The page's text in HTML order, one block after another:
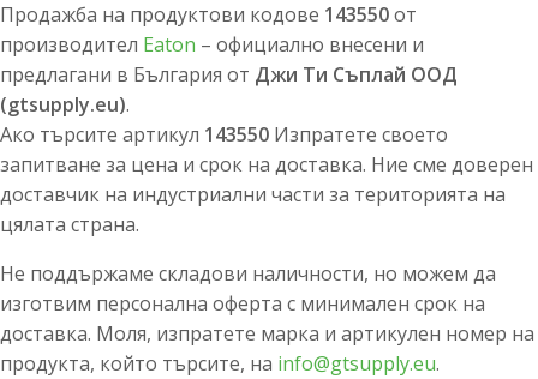
Продажба на продуктови кодове 143550от
производител Eaton – официално внесени и
предлагани в България от Джи Ти Съплай ООД
(gtsupply.eu).
Ако търсите артикул 143550 Изпратете своето
запитване за цена и срок на доставка. Ние сме доверен
доставчик на индустриални части за територията на
цялата страна.
Не поддържаме складови наличности, но можем да
изготвим персонална оферта с минимален срок на
доставка. Моля, изпратете марка и артикулен номер на
продукта, който търсите, на info@gtsupply.eu.